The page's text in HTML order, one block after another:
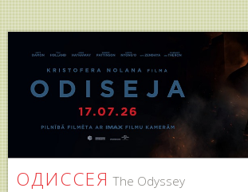
ОДИССЕЯ The Odyssey